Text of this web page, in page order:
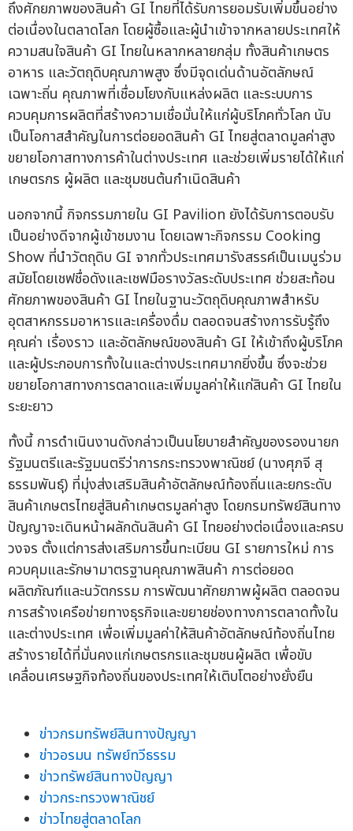
ถึงศักยภาพของสินค้า GI ไทยที่ได้รับการยอมรับเพิ่มขึ้นอย่าง
ต่อเนื่องในตลาดโลก โดยผู้ซื้อและผู้นำเข้าจากหลายประเทศให้
ความสนใจสินค้า GI ไทยในหลากหลายกลุ่ม ทั้งสินค้าเกษตร
อาหาร และวัตถุดิบคุณภาพสูง ซึ่งมีจุดเด่นด้านอัตลักษณ์
เฉพาะถิ่น คุณภาพที่เชื่อมโยงกับแหล่งผลิต และระบบการ
ควบคุมการผลิตที่สร้างความเชื่อมั่นให้แก่ผู้บริโภคทั่วโลก นับ
เป็นโอกาสสำคัญในการต่อยอดสินค้า GI ไทยสู่ตลาดมูลค่าสูง
ขยายโอกาสทางการค้าในต่างประเทศ และช่วยเพิ่มรายได้ให้แก่
เกษตรกร ผู้ผลิต และชุมชนต้นกำเนิดสินค้า
นอกจากนี้ กิจกรรมภายใน GI Pavilion ยังได้รับการตอบรับ
เป็นอย่างดีจากผู้เข้าชมงาน โดยเฉพาะกิจกรรม Cooking
Show ที่นำวัตถุดิบ GI จากทั่วประเทศมารังสรรค์เป็นเมนูร่วม
สมัยโดยเชฟชื่อดังและเชฟมือรางวัลระดับประเทศ ช่วยสะท้อน
ศักยภาพของสินค้า GI ไทยในฐานะวัตถุดิบคุณภาพสำหรับ
อุตสาหกรรมอาหารและเครื่องดื่ม ตลอดจนสร้างการรับรู้ถึง
คุณค่า เรื่องราว และอัตลักษณ์ของสินค้า GI ให้เข้าถึงผู้บริโภค
และผู้ประกอบการทั้งในและต่างประเทศมากยิ่งขึ้น ซึ่งจะช่วย
ขยายโอกาสทางการตลาดและเพิ่มมูลค่าให้แก่สินค้า GI ไทยใน
ระยะยาว
ทั้งนี้ การดำเนินงานดังกล่าวเป็นนโยบายสำคัญของรองนายก
รัฐมนตรีและรัฐมนตรีว่าการกระทรวงพาณิชย์ (นางศุภจี สุ
ธรรมพันธุ์) ที่มุ่งส่งเสริมสินค้าอัตลักษณ์ท้องถิ่นและยกระดับ
สินค้าเกษตรไทยสู่สินค้าเกษตรมูลค่าสูง โดยกรมทรัพย์สินทาง
ปัญญาจะเดินหน้าผลักดันสินค้า GI ไทยอย่างต่อเนื่องและครบ
วงจร ตั้งแต่การส่งเสริมการขึ้นทะเบียน GI รายการใหม่ การ
ควบคุมและรักษามาตรฐานคุณภาพสินค้า การต่อยอด
ผลิตภัณฑ์และนวัตกรรม การพัฒนาศักยภาพผู้ผลิต ตลอดจน
การสร้างเครือข่ายทางธุรกิจและขยายช่องทางการตลาดทั้งใน
และต่างประเทศ เพื่อเพิ่มมูลค่าให้สินค้าอัตลักษณ์ท้องถิ่นไทย
สร้างรายได้ที่มั่นคงแก่เกษตรกรและชุมชนผู้ผลิต เพื่อขับ
เคลื่อนเศรษฐกิจท้องถิ่นของประเทศให้เติบโตอย่างยั่งยืน
ข่าวกรมทรัพย์สินทางปัญญา
ข่าวอรมน ทรัพย์ทวีธรรม
ข่าวทรัพย์สินทางปัญญา
ข่าวกระทรวงพาณิชย์
ข่าวไทยสู่ตลาดโลก